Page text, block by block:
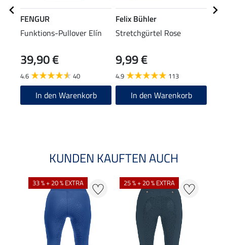
FENGUR
Funktions-Pullover Elín
39,90 €
4.6 40
In den Warenkorb
Felix Bühler
Stretchgürtel Rose
9,99 €
4.9 113
In den Warenkorb
KUNDEN KAUFTEN AUCH
33 % + 20 % EXTRA 25 % + 20 % EXTRA